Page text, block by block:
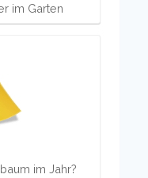
im Garten
im Jahr?